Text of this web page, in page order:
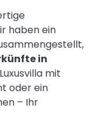
haben ein
in
mit
oder ein
– Ihr